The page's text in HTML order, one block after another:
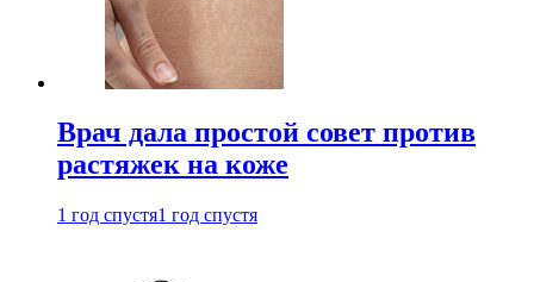
Врач дала простой совет против
растяжек на коже
1 год спустя1 год спустя